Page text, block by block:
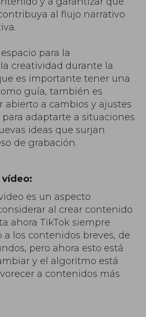
al flujo narrativo
para la
creatividad durante la
es importante tener una
guía, también es
abierto a cambios y ajustes
adaptarte a situaciones
ideas que surjan
de grabación.
es un aspecto
al crear contenido
ahora TikTok siempre
a los contenidos breves, de
pero ahora esto está
y el algoritmo está
a contenidos más